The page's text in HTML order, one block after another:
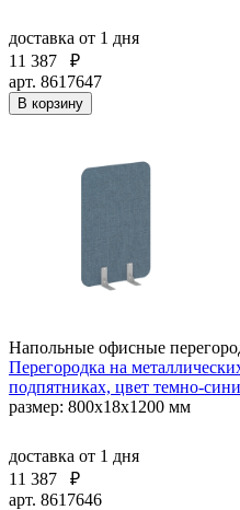
доставка от 1 дня
11 387
₽
арт. 8617647
В корзину
Напольные офисные
Перегородка на
подпятниках, цвет темно-
размер: 800x18x1200 мм
доставка от 1 дня
11 387
₽
арт. 8617646